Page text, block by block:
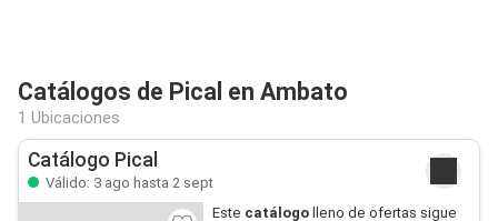
Catálogos de Pical en Ambato
1 Ubicaciones
Catálogo Pical
Válido: 3 ago hasta 2 sept
Este catálogo lleno de ofertas sigue